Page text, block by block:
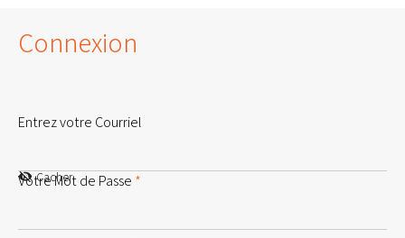
Connexion
Entrez votre Courriel
Votre Mot de Passe *
Cacher